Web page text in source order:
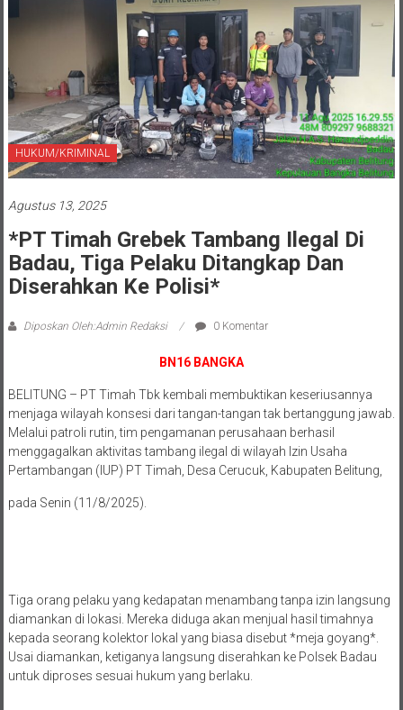
HUKUM/KRIMINAL
Agustus 13, 2025
*PT Timah Grebek Tambang Ilegal Di
Badau, Tiga Pelaku Ditangkap Dan
Diserahkan Ke Polisi*
Diposkan Oleh:Admin Redaksi 0 Komentar
BN16 BANGKA
BELITUNG – PT Timah Tbk kembali membuktikan keseriusannya
menjaga wilayah konsesi dari tangan-tangan tak bertanggung jawab.
Melalui patroli rutin, tim pengamanan perusahaan berhasil
menggagalkan aktivitas tambang ilegal di wilayah Izin Usaha
Pertambangan (IUP) PT Timah, Desa Cerucuk, Kabupaten Belitung,
pada Senin (11/8/2025).
Tiga orang pelaku yang kedapatan menambang tanpa izin langsung
diamankan di lokasi. Mereka diduga akan menjual hasil timahnya
kepada seorang kolektor lokal yang biasa disebut *meja goyang*.
Usai diamankan, ketiganya langsung diserahkan ke Polsek Badau
untuk diproses sesuai hukum yang berlaku.